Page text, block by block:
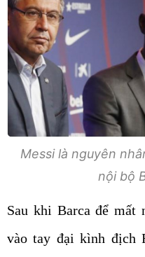
Messi là nguyên
nội bộ
Sau khi Barca để
vào tay đại kình địch